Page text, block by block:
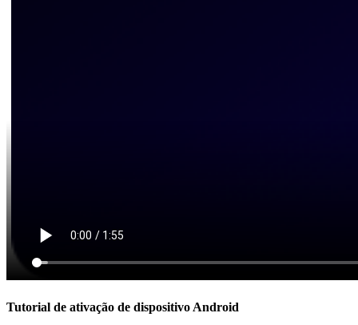
Tutorial de ativação de dispositivo Android